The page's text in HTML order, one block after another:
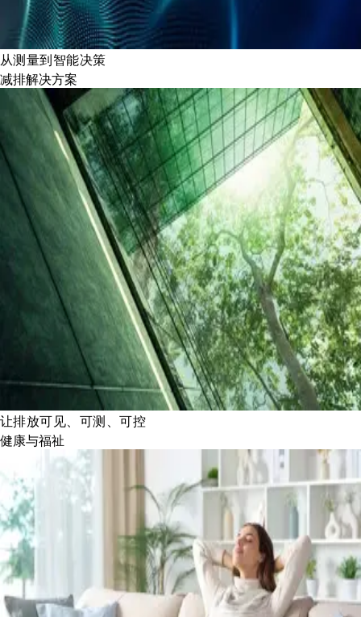
从测量到智能决策
减排解决方案
让排放可见、可测、可控
健康与福祉